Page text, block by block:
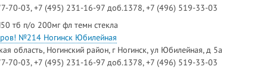
70-03, +7 (495) 231-16-97 доб.1378, +7 (496) 519-33-03
тб п/о 200мг фл темн стекла
№214 Ногинск Юбилейная
область, Ногинский район, г Ногинск, ул Юбилейная, д 5а
70-03, +7 (495) 231-16-97 доб.1378, +7 (496) 519-33-03